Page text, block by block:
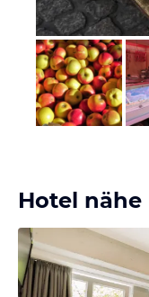
Bild melden
von Jörn
Hotel